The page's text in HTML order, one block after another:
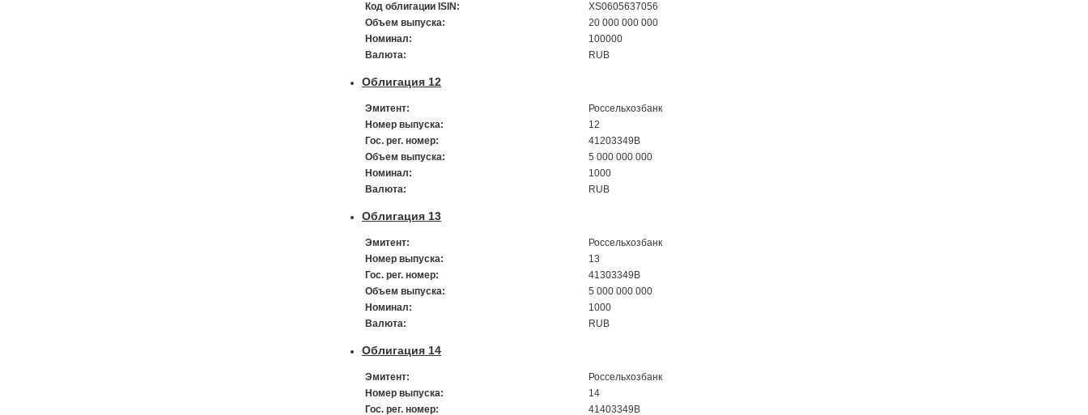
Код облигации ISIN:
XS0605637056
Объем выпуска:
20 000 000 000
Номинал:
100000
Валюта:
RUB
Облигация 12
Эмитент:
Россельхозбанк
Номер выпуска:
12
Гос. рег. номер:
41203349B
Объем выпуска:
5 000 000 000
Номинал:
1000
Валюта:
RUB
Облигация 13
Эмитент:
Россельхозбанк
Номер выпуска:
13
Гос. рег. номер:
41303349B
Объем выпуска:
5 000 000 000
Номинал:
1000
Валюта:
RUB
Облигация 14
Эмитент:
Россельхозбанк
Номер выпуска:
14
Гос. рег. номер:
41403349B